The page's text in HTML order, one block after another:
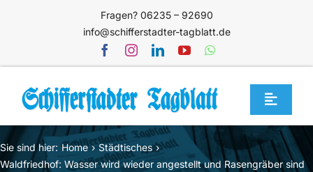
Fragen? 06235 – 92690
info@schifferstadter-tagblatt.de
Toggle
Home
Themen
Sie sind hier: Home
Städtisches
Waldfriedhof: Wasser wird wieder angestellt und Rasengräber sind